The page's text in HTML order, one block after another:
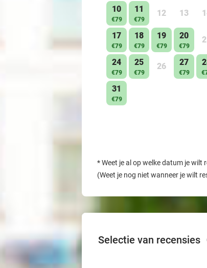
10
€79
11
€79
12 13
17
€79
18
€79
19
€79
20
€79
24
€79
25
€79
26 27
€79
31
€79
*Weet je al op welke datum je wilt
(Weet je nog niet wanneer je wilt
Selectie van recensies